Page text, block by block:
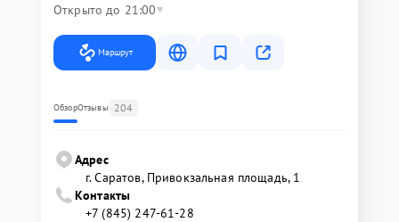
Открыто до 21:00
Маршрут
ОбзорОтзывы 204
Адрес
г. Саратов, Привокзальная площадь, 1
Контакты
+7 (845) 247-61-28